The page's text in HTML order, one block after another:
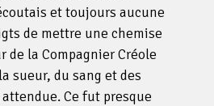
et toujours aucune
de mettre une chemise
la Compagnier Créole
sueur, du sang et des
Ce fut presque